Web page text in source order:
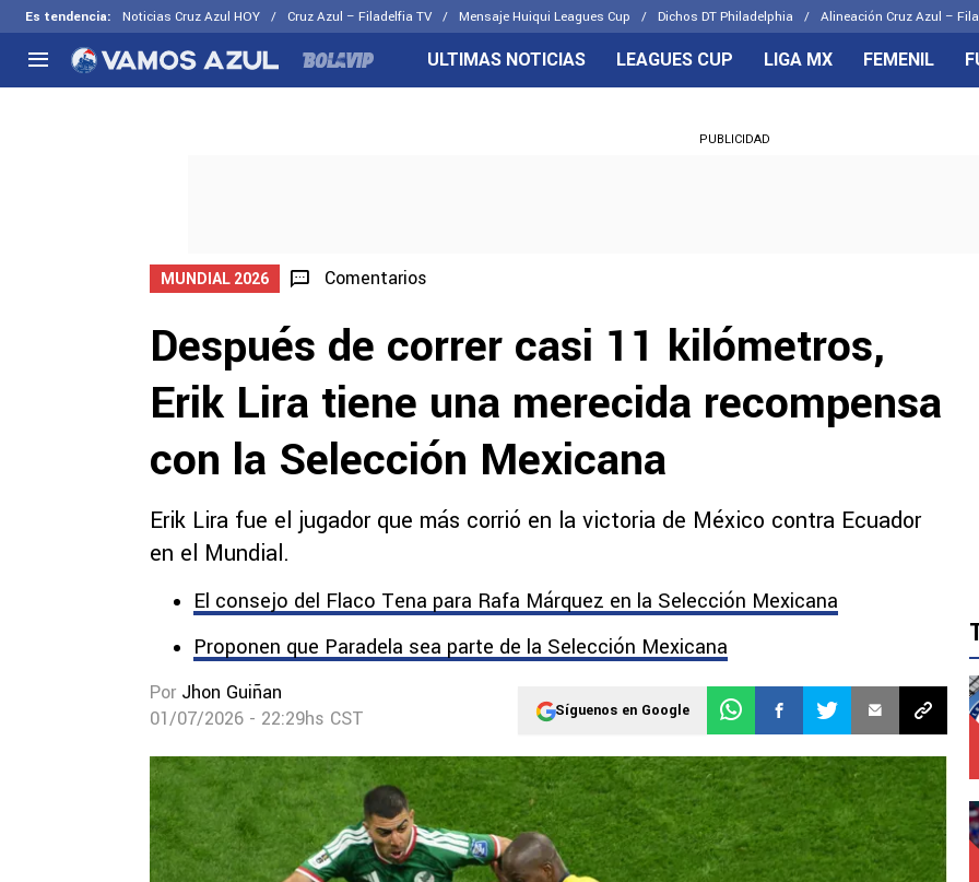
Es tendencia: Noticias Cruz Azul HOY Cruz Azul – Filadelfia TV Mensaje Huiqui Leagues Cup Dichos DT Philadelphia Alineación Cruz Azul –
Selección Mexicana
CELESTES
ULTIMAS NOTICIAS LEAGUES CUP LIGA MX FEMENIL
PUBLICIDAD
MUNDIAL 2026 Comentarios
Después de correr casi 11 kilómetros,
Erik Lira tiene una merecida recompensa
con la Selección Mexicana
Erik Lira fue el jugador que más corrió en la victoria de México contra Ecuador
en el Mundial.
El consejo del Flaco Tena para Rafa Márquez en la Selección Mexicana
Proponen que Paradela sea parte de la Selección Mexicana
Por Jhon Guiñan
01/07/2026 - 22:29hs CST
Síguenos en Google